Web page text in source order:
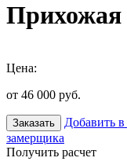
Цена:
от 46 000 руб.
Заказать Добавить
замерщика
Получить расчет